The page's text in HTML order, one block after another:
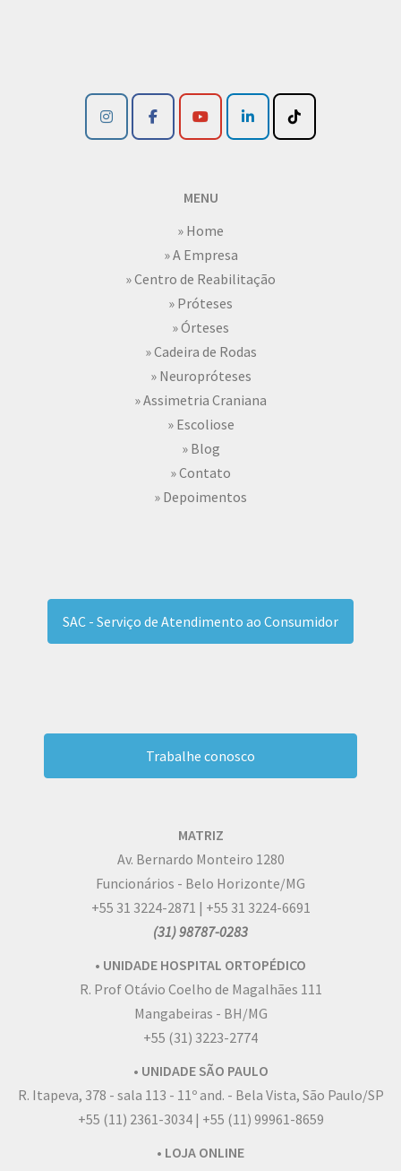
MENU
» Home
» A Empresa
» Centro de Reabilitação
» Próteses
» Órteses
» Cadeira de Rodas
» Neuropróteses
» Assimetria Craniana
» Escoliose
» Blog
» Contato
» Depoimentos
SAC - Serviço de Atendimento ao Consumidor
Trabalhe conosco
MATRIZ
Av. Bernardo Monteiro 1280
Funcionários - Belo Horizonte/MG
+55 31 3224-2871 | +55 31 3224-6691
(31) 98787-0283
• UNIDADE HOSPITAL ORTOPÉDICO
R. Prof Otávio Coelho de Magalhães 111
Mangabeiras - BH/MG
+55 (31) 3223-2774
• UNIDADE SÃO PAULO
R. Itapeva, 378 - sala 113 - 11º and. - Bela Vista, São Paulo/SP
+55 (11) 2361-3034 | +55 (11) 99961-8659
• LOJA ONLINE